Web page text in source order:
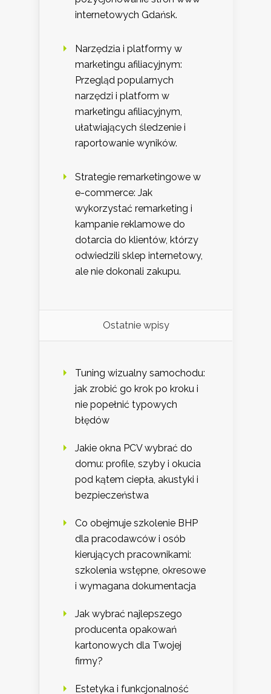
internetowych Gdańsk.
Narzędzia i platformy w
marketingu afiliacyjnym:
Przegląd popularnych
narzędzi i platform w
marketingu afiliacyjnym,
ułatwiających śledzenie i
raportowanie wyników.
Strategie remarketingowe w
e-commerce: Jak
wykorzystać remarketing i
kampanie reklamowe do
dotarcia do klientów, którzy
odwiedzili sklep internetowy,
ale nie dokonali zakupu.
Ostatnie wpisy
Tuning wizualny samochodu:
jak zrobić go krok po kroku i
nie popełnić typowych
błędów
Jakie okna PCV wybrać do
domu: profile, szyby i okucia
pod kątem ciepła, akustyki i
bezpieczeństwa
Co obejmuje szkolenie BHP
dla pracodawców i osób
kierujących pracownikami:
szkolenia wstępne, okresowe
i wymagana dokumentacja
Jak wybrać najlepszego
producenta opakowań
kartonowych dla Twojej
firmy?
Estetyka i funkcjonalność